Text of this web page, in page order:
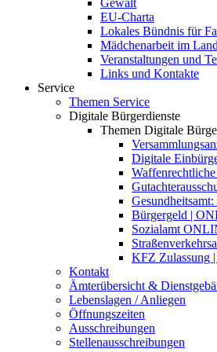
EU-Charta
Lokales Bündnis für
Mädchenarbeit im
Veranstaltungen und
Links und Kontakte
Service
Themen Service
Digitale Bürgerdienste
Themen Digitale
Digitale
Bürgergeld |
Sozialamt
KFZ Zulassung
Kontakt
Ämterübersicht &
Lebenslagen / Anliegen
Öffnungszeiten
Ausschreibungen
Stellenausschreibungen